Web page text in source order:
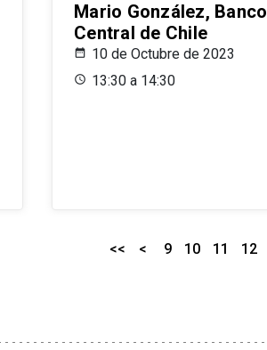
Mario González, Banco
Central de Chile
10 de Octubre de 2023
13:30 a 14:30
<< < 9 10 11 12